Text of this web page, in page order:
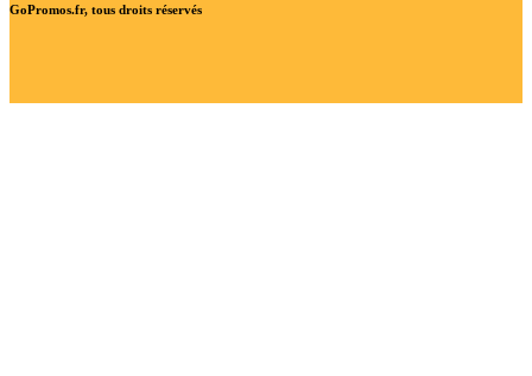
GoPromos.fr, tous droits réservés